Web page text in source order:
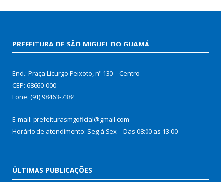
PREFEITURA DE SÃO MIGUEL DO GUAMÁ
End.: Praça Licurgo Peixoto, nº 130 – Centro
CEP: 68660-000
Fone: (91) 98463-7384
E-mail: prefeiturasmgoficial@gmail.com
Horário de atendimento: Seg à Sex – Das 08:00 as 13:00
ÚLTIMAS PUBLICAÇÕES